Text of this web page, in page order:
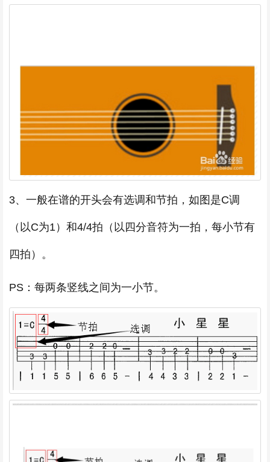
3、一般在谱的开头会有选调和节拍，如图是C调
（以C为1）和4/4拍（以四分音符为一拍，每小节有
四拍）。
PS：每两条竖线之间为一小节。